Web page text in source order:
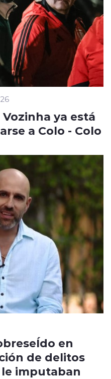
ya está
a Colo - Colo
en
de delitos
imputaban